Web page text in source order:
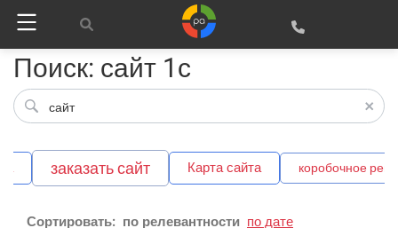
Поиск: сайт 1с
заказать сайт Карта сайта коробочное
Сортировать: по релевантности по дате